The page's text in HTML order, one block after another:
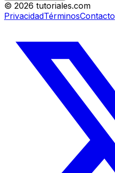
© 2026 tutoriales.com
PrivacidadTérminosContacto